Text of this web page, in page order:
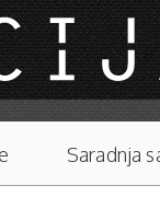
Saradnja